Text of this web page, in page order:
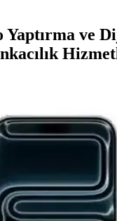
Yaptırma ve